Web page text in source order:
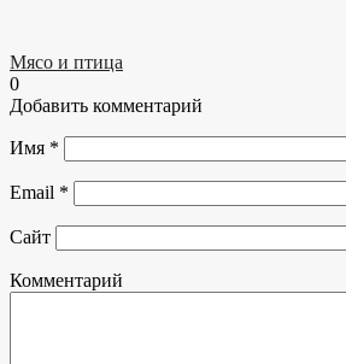
Мясо и птица
0
Добавить комментарий
Имя *
Email *
Сайт
Комментарий